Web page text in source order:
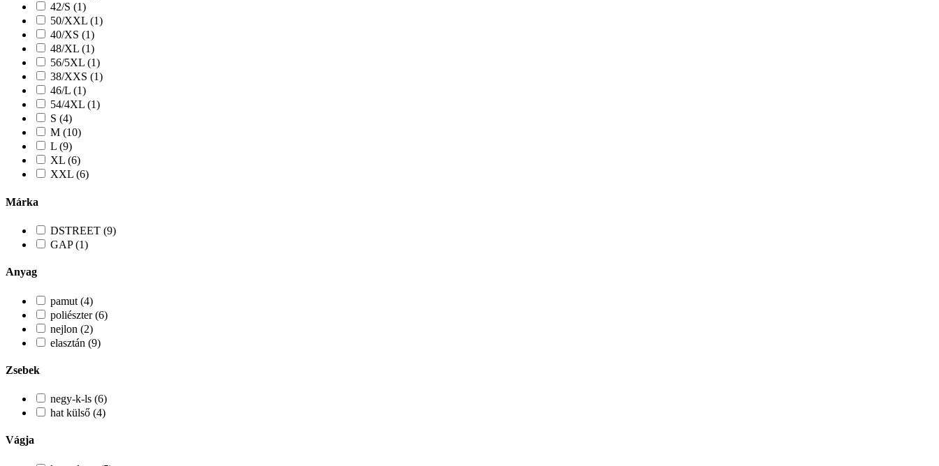
42/S (1)
50/XXL (1)
40/XS (1)
48/XL (1)
56/5XL (1)
38/XXS (1)
46/L (1)
54/4XL (1)
S (4)
M (10)
L (9)
XL (6)
XXL (6)
Márka
DSTREET (9)
GAP (1)
Anyag
pamut (4)
poliészter (6)
nejlon (2)
elasztán (9)
Zsebek
negy-k-ls (6)
hat külső (4)
Vágja